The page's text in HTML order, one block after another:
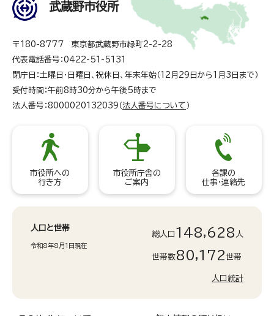
武蔵野市役所
〒180-8777 東京都武蔵野市緑町2-2-28
代表電話番号：0422-51-5131
閉庁日：土曜日・日曜日、祝休日、年末年始（12月29日から1月3日まで）
受付時間：午前8時30分から午後5時まで
法人番号：8000020132039（ 法人番号について ）
市役所への
行き方
市役所庁舎の
ご案内
各課の
仕事・連絡先
人口と世帯
令和8年8月1日現在
総人口 148,628 人
世帯数80,172世帯
人口統計